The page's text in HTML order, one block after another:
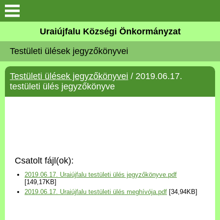
Köszöntő
Elérhetőségek
Uraiújfalu
Választási információk
Versenyképes Járások
Uraiújfalu Községi Önkormányzat
Testületi ülések jegyzőkönyvei
Testületi ülések jegyzőkönyvei / 2019.06.17.
testületi ülés jegyzőkönyve
Csatolt fájl(ok):
2019.06.17. Uraiújfalu testületi ülés jegyzőkönyve.pdf
[149,17KB]
2019.06.17. Uraiújfalu testületi ülés meghívója.pdf [34,94KB]